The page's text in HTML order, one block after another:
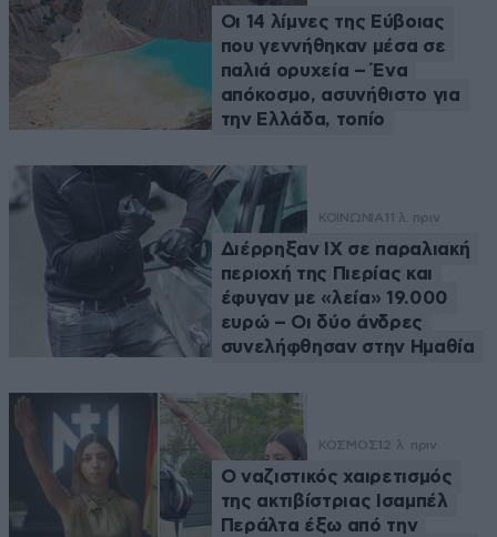
Οι 14 λίμνες της Εύβοιας
που γεννήθηκαν μέσα σε
παλιά ορυχεία – Ένα
απόκοσμο, ασυνήθιστο για
την Ελλάδα, τοπίο
ΚΟΙΝΩΝΙΑ 11 λ. πριν
Διέρρηξαν ΙΧ σε παραλιακή
περιοχή της Πιερίας και
έφυγαν με «λεία» 19.000
ευρώ – Οι δύο άνδρες
συνελήφθησαν στην Ημαθία
ΚΟΣΜΟΣ 12 λ. πριν
Ο ναζιστικός χαιρετισμός
της ακτιβίστριας Ισαμπέλ
Περάλτα έξω από την